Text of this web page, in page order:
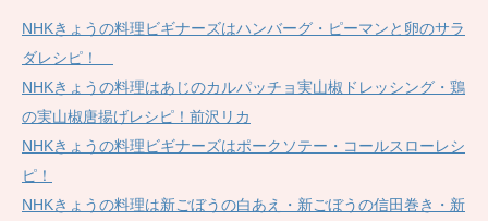
NHKきょうの料理ビギナーズはハンバーグ・ピーマンと卵のサラ
ダレシピ！
NHKきょうの料理はあじのカルパッチョ実山椒ドレッシング・鶏
の実山椒唐揚げレシピ！前沢リカ
NHKきょうの料理ビギナーズはポークソテー・コールスローレシ
ピ！
NHKきょうの料理は新ごぼうの白あえ・新ごぼうの信田巻き・新